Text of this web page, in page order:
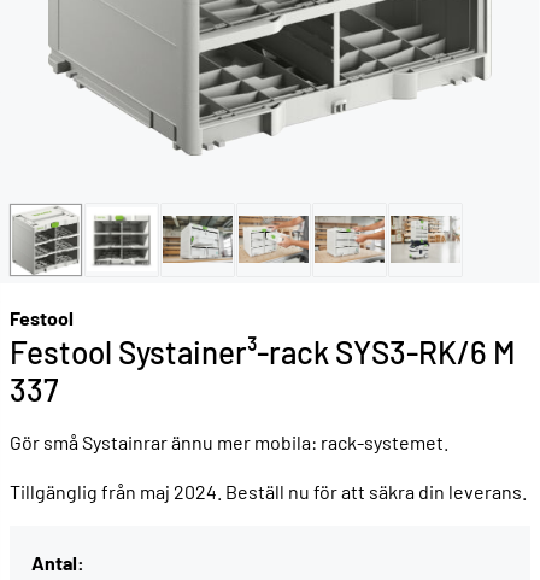
Festool
Festool Systainer³-rack SYS3-RK/6 M
337
Gör små Systainrar ännu mer mobila: rack-systemet.
Tillgänglig från maj 2024. Beställ nu för att säkra din leverans.
Antal: